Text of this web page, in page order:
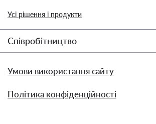
Усі рішення і продукти
Співробітництво
Умови використання сайту
Політика конфіденційності